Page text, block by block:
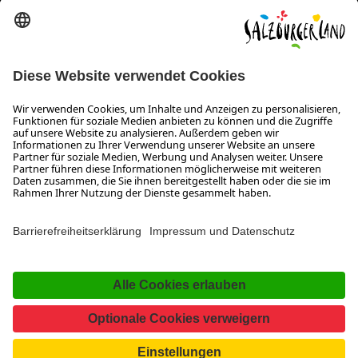
Infos zum Urlaub im SalzburgerLand
Veranstaltungen im SalzburgerLand
Aktuelle Urlaubsangebote
Newsroom
Presse